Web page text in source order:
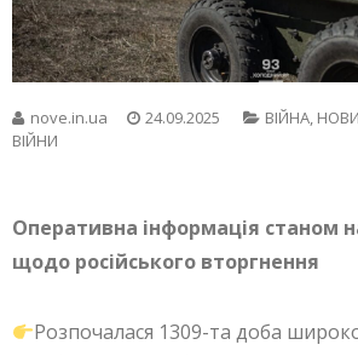
nove.in.ua 24.09.2025 ВІЙНА,
ВІЙНИ
Оперативна інформація станом
щодо російського вторгнення
Розпочалася 1309-та доба